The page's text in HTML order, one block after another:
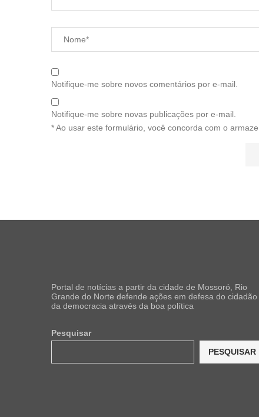
Notifique-me sobre novos comentários por e-mail.
Notifique-me sobre novas publicações por e-mail.
* Ao usar este formulário, você concorda com o
Portal de notícias a partir da cidade de Mossoró, Rio
Grande do Norte defende ações em defesa do cidadão
da democracia através da boa política
Pesquisar
PESQUISAR